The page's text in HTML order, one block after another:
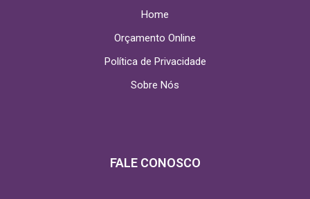
Home
Orçamento Online
Política de Privacidade
Sobre Nós
FALE CONOSCO